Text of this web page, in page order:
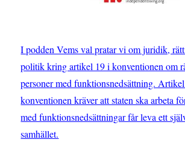
I podden Vems val pratar vi om juridik,
politik kring artikel 19 i konventionen om
personer med funktionsnedsättning.
konventionen kräver att staten ska arbeta
med funktionsnedsättningar får leva ett
samhället.